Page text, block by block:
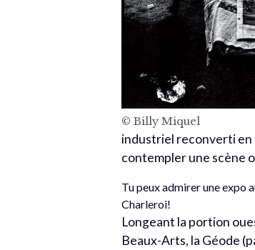
© Billy Miquel
industriel reconverti en
contempler une scène
Tu peux admirer une expo
Charleroi!
Longeant la portion
Beaux-Arts, la Géode